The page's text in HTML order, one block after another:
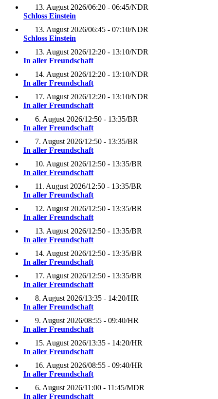
13. August 2026/06:20 - 06:45/NDR
Schloss Einstein
13. August 2026/06:45 - 07:10/NDR
Schloss Einstein
13. August 2026/12:20 - 13:10/NDR
In aller Freundschaft
14. August 2026/12:20 - 13:10/NDR
In aller Freundschaft
17. August 2026/12:20 - 13:10/NDR
In aller Freundschaft
6. August 2026/12:50 - 13:35/BR
In aller Freundschaft
7. August 2026/12:50 - 13:35/BR
In aller Freundschaft
10. August 2026/12:50 - 13:35/BR
In aller Freundschaft
11. August 2026/12:50 - 13:35/BR
In aller Freundschaft
12. August 2026/12:50 - 13:35/BR
In aller Freundschaft
13. August 2026/12:50 - 13:35/BR
In aller Freundschaft
14. August 2026/12:50 - 13:35/BR
In aller Freundschaft
17. August 2026/12:50 - 13:35/BR
In aller Freundschaft
8. August 2026/13:35 - 14:20/HR
In aller Freundschaft
9. August 2026/08:55 - 09:40/HR
In aller Freundschaft
15. August 2026/13:35 - 14:20/HR
In aller Freundschaft
16. August 2026/08:55 - 09:40/HR
In aller Freundschaft
6. August 2026/11:00 - 11:45/MDR
In aller Freundschaft